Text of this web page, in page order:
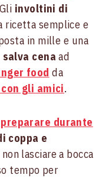
involtini di
ricetta semplice e
in mille e una
cena ad
food da
gli amici.
durante
coppa e
lasciare a bocca
tempo per